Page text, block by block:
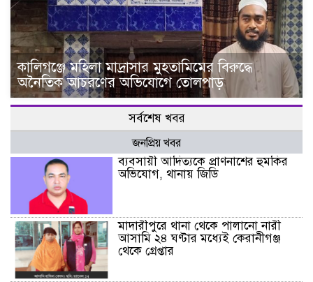
কালিগঞ্জে মহিলা মাদ্রাসার মুহতামিমের বিরুদ্ধে
অনৈতিক আচরণের অভিযোগে তোলপাড়
সর্বশেষ খবর
জনপ্রিয় খবর
ব্যবসায়ী আদিত্যকে প্রাণনাশের হুমকির
অভিযোগ, থানায় জিডি
মাদারীপুরে থানা থেকে পালানো নারী
আসামি ২৪ ঘণ্টার মধ্যেই কেরানীগঞ্জ
থেকে গ্রেপ্তার